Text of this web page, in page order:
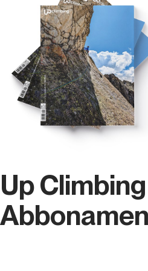
Erkundung der Wege im
dem Supramonte. Ein
unmöglicher Strecken, die
Wanderer gehören würden
MTB zu bezwingen versucht.
Carlo Pitzalis,1969 in
der Geburt nach Gallura
Leidenschaft fürs
folgenden Jahren nahm er
Up Climbing